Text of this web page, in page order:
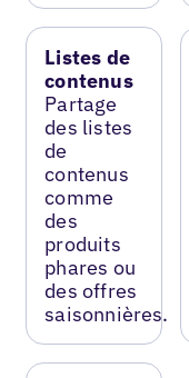
Listes de
contenus
Partage
des listes
de
contenus
comme
des
produits
phares ou
des offres
saisonnières.